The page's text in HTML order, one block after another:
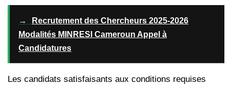
→
Recrutement des Chercheurs 2025-2026
Modalités MINRESI Cameroun Appel à
Candidatures
Les candidats satisfaisants aux conditions requises